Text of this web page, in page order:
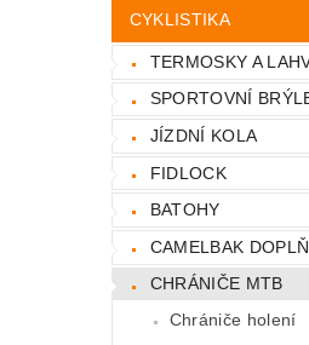
CYKLISTIKA
TERMOSKY A
SPORTOVNÍ
JÍZDNÍ KOLA
FIDLOCK
BATOHY
CAMELBAK
CHRÁNIČE MTB
Chrániče holení